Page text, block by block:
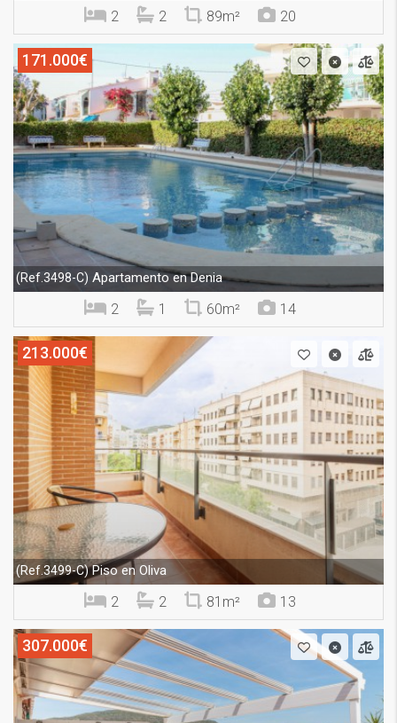
2 2 89m² 20
171.000€
(Ref.3498-C) Apartamento en Denia
2 1 60m² 14
213.000€
(Ref.3499-C)Piso en Oliva
2 2 81m² 13
307.000€